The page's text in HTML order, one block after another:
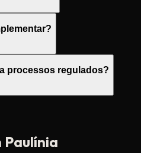
processos regulados?
Paulínia